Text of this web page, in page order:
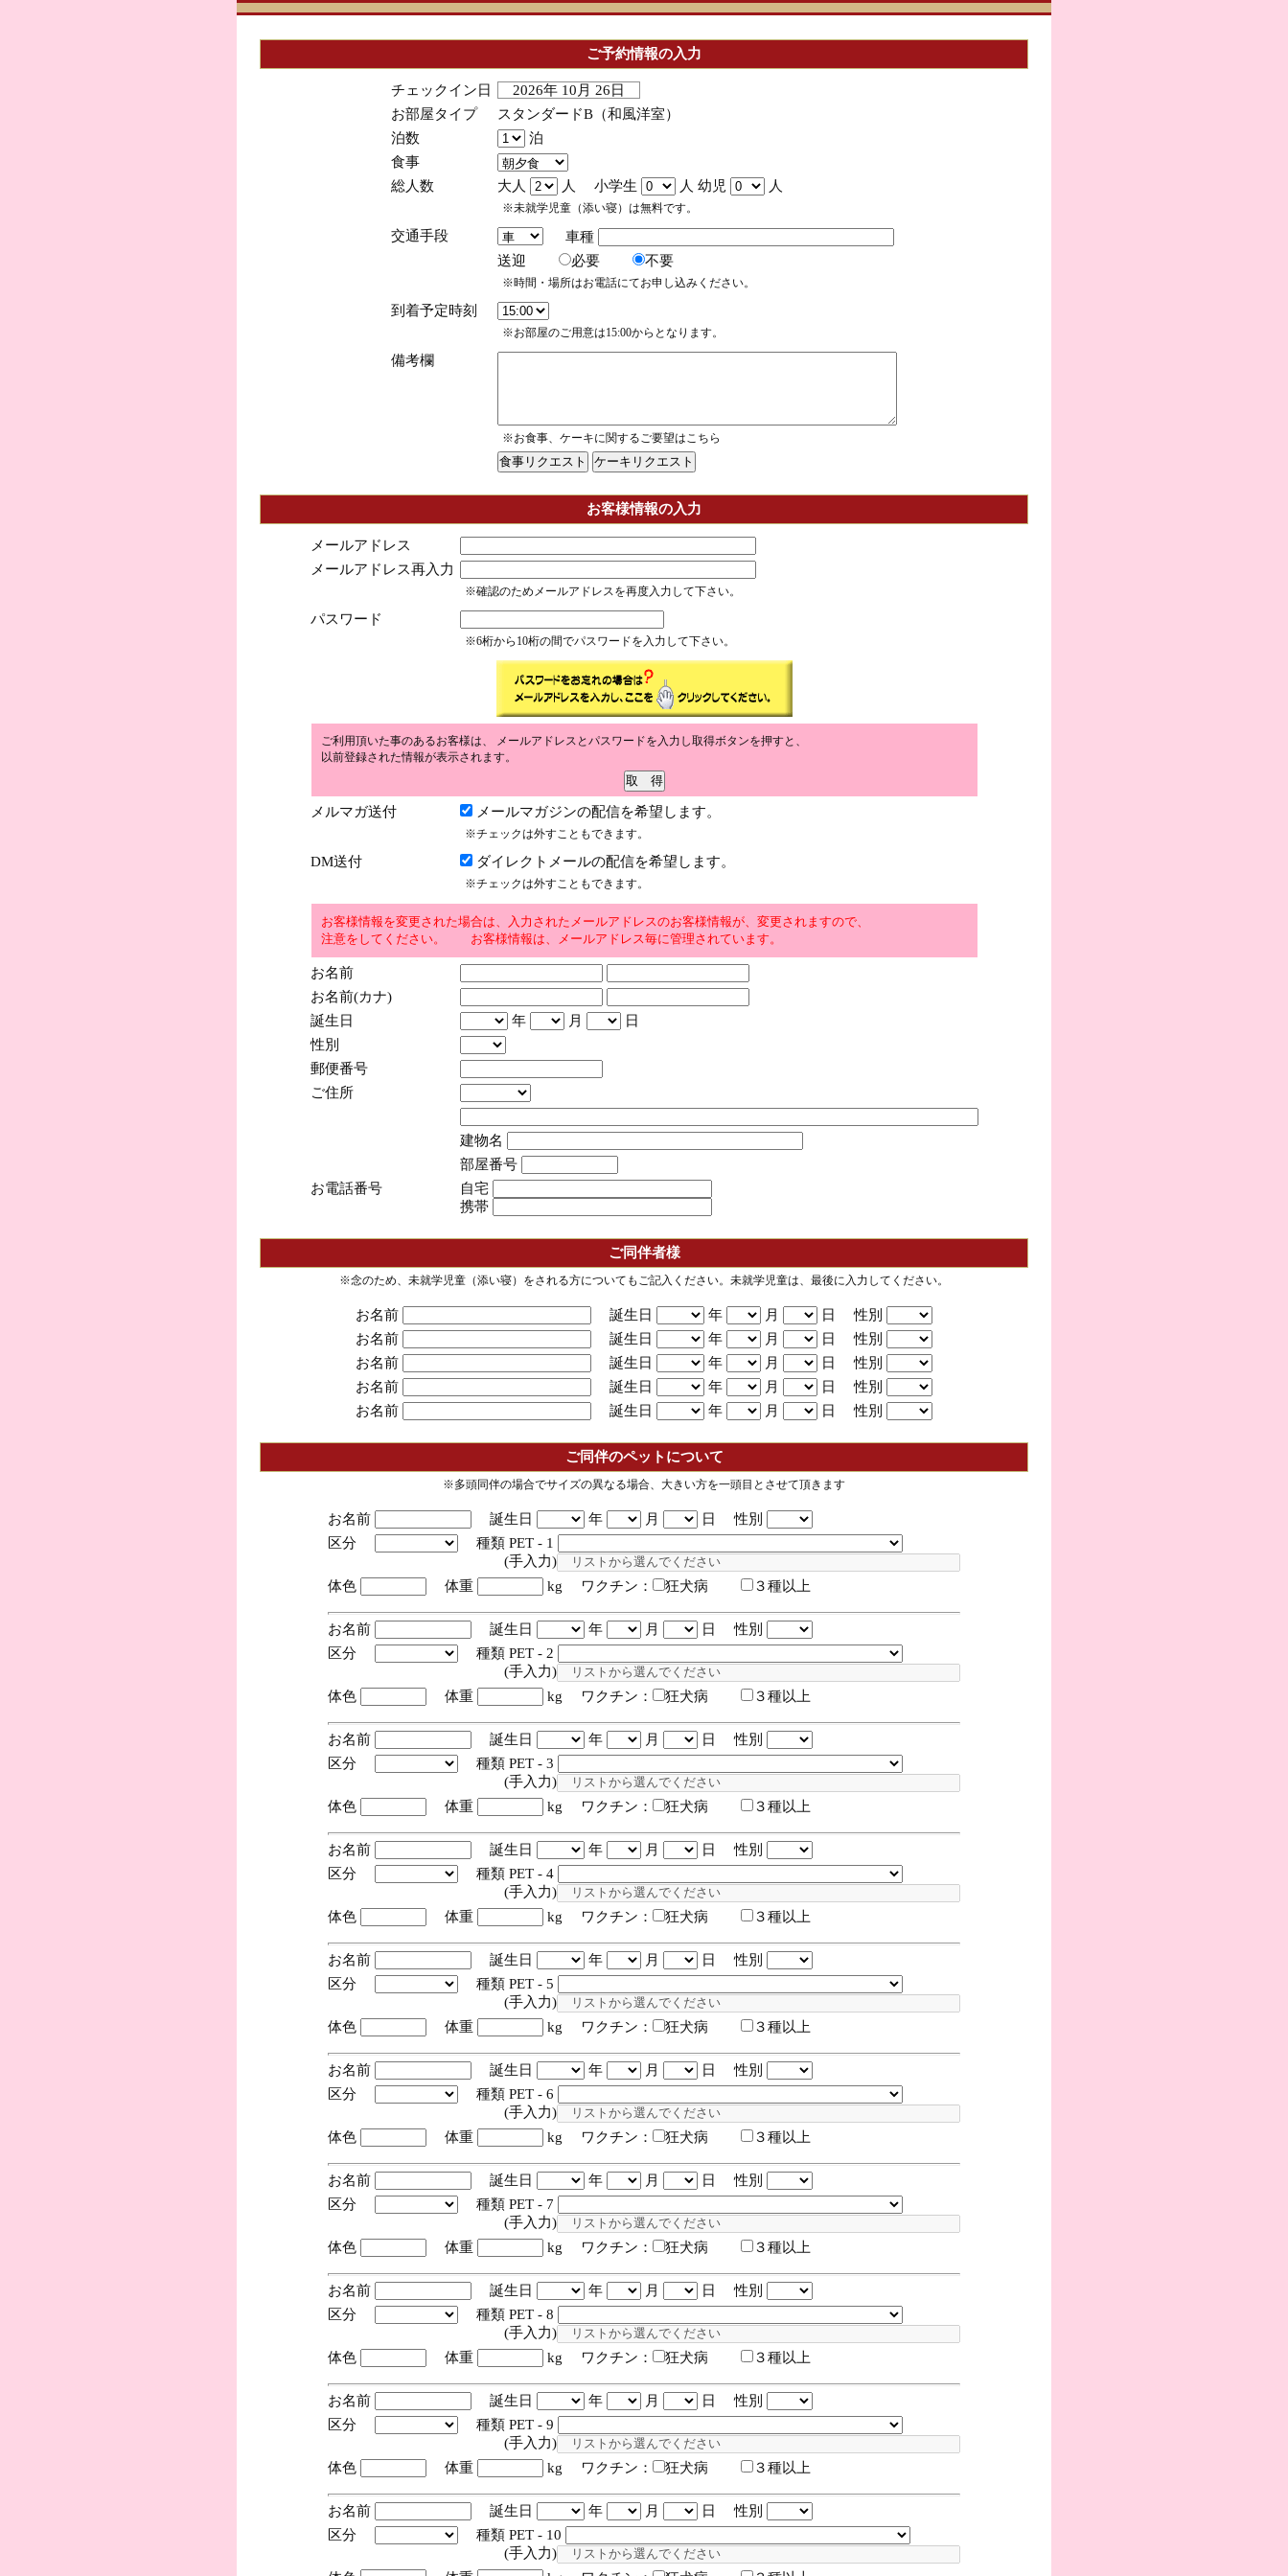
ご予約情報の入力
チェックイン日
2026年 10月 26日
お部屋タイプ
スタンダードB（和風洋室）
泊数
泊
食事
総人数
大人 人 小学生 人 幼児 人
※未就学児童（添い寝）は無料です。
交通手段
車種
送迎
必要 不要
※時間・場所はお電話にてお申し込みください。
到着予定時刻
※お部屋のご用意は15:00からとなります。
備考欄
※お食事、ケーキに関するご要望はこちら
お客様情報の入力
メールアドレス
メールアドレス再入力
※確認のためメールアドレスを再度入力して下さい。
パスワード
※6桁から10桁の間でパスワードを入力して下さい。
ご利用頂いた事のあるお客様は、 メールアドレスとパスワードを入力し取得ボタンを押すと、
以前登録された情報が表示されます。
メルマガ送付 メールマガジンの配信を希望します。
※チェックは外すこともできます。
DM送付 ダイレクトメールの配信を希望します。
※チェックは外すこともできます。
お客様情報を変更された場合は、入力されたメールアドレスのお客様情報が、変更されますので、
注意をしてください。 お客様情報は、メールアドレス毎に管理されています。
お名前
お名前(カナ)
誕生日
年 月
日
性別
郵便番号
ご住所
建物名
部屋番号
お電話番号
自宅
携帯
ご同伴者様
※念のため、未就学児童（添い寝）をされる方についてもご記入ください。未就学児童は、最後に入力してください。
お名前 誕生日 年 月
日 性別
お名前
誕生日 年 月
日 性別
お名前
誕生日 年 月
日 性別
お名前
誕生日 年 月
日 性別
お名前
誕生日 年 月 日 性別
ご同伴のペットについて
※多頭同伴の場合でサイズの異なる場合、大きい方を一頭目とさせて頂きます
お名前 誕生日 年 月
日 性別
区分
種類 PET - 1
(手入力)
体色
体重 kg ワクチン： 狂犬病 ３種以上
お名前 誕生日 年 月
日 性別
区分
種類 PET - 2
(手入力)
体色
体重 kg ワクチン： 狂犬病 ３種以上
お名前 誕生日 年 月
日 性別
区分
種類 PET - 3
(手入力)
体色
体重 kg ワクチン： 狂犬病 ３種以上
お名前 誕生日 年 月
日 性別
区分
種類 PET - 4
(手入力)
体色
体重 kg ワクチン： 狂犬病 ３種以上
お名前 誕生日 年 月
日 性別
区分
種類 PET - 5
(手入力)
体色
体重 kg ワクチン： 狂犬病 ３種以上
お名前 誕生日 年 月
日 性別
区分
種類 PET - 6
(手入力)
体色
体重 kg ワクチン： 狂犬病 ３種以上
お名前 誕生日 年 月
日 性別
区分
種類 PET - 7
(手入力)
体色
体重 kg ワクチン： 狂犬病 ３種以上
お名前 誕生日 年 月
日 性別
区分
種類 PET - 8
(手入力)
体色
体重 kg ワクチン： 狂犬病 ３種以上
お名前 誕生日 年 月
日 性別
区分
種類 PET - 9
(手入力)
体色
体重 kg ワクチン： 狂犬病 ３種以上
お名前 誕生日 年 月
日 性別
区分
種類 PET - 10
(手入力)